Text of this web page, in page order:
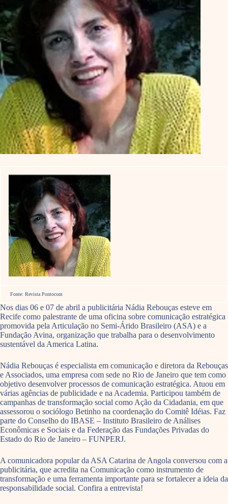
Fonte: Revista Pontocom
Nos dias 06 e 07 de abril a publicitária Nádia Rebouças esteve em
Recife como palestrante de uma oficina sobre comunicação estratégica
promovida pela Articulação no Semi-Árido Brasileiro (ASA) e a
Fundação Avina, organização que trabalha para o desenvolvimento
sustentável da America Latina.
Nádia Rebouças é especialista em comunicação e diretora da Rebouças
e Associados, uma empresa com sede no Rio de Janeiro que tem como
objetivo desenvolver processos de comunicação estratégica. Atuou em
várias agências de publicidade e na Academia. Participou também de
campanhas de transformação social como Ação da Cidadania, em que
assessorou o sociólogo Betinho na coordenação do Comitê Idéias. Faz
parte do Conselho do IBASE – Instituto Brasileiro de Análises
Econômicas e Sociais e da Federação das Fundações Privadas do
Estado do Rio de Janeiro – FUNPERJ.
A comunicadora popular da ASA Catarina de Angola conversou com a
publicitária, que acredita na Comunicação como instrumento de
transformação e uma ferramenta importante para se fortalecer a ideia da
responsabilidade social. Confira a entrevista!